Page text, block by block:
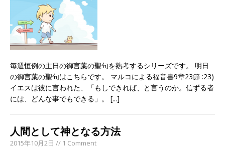
毎週恒例の主日の御言葉の聖句を熟考するシリーズです。 明日
の御言葉の聖句はこちらです。 マルコによる福音書9章23節 :23)
イエスは彼に言われた、「もしできれば、と言うのか。信ずる者
には、どんな事でもできる」。 [...]
人間として神となる方法
2015年10月2日 // 1 Comment